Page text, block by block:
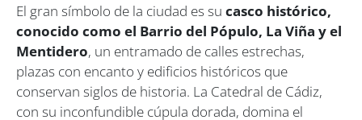
El gran símbolo de la ciudad es su casco histórico,
conocido como el Barrio del Pópulo, La Viña y el
Mentidero, un entramado de calles estrechas,
plazas con encanto y edificios históricos que
conservan siglos de historia. La Catedral de Cádiz,
con su inconfundible cúpula dorada, domina el